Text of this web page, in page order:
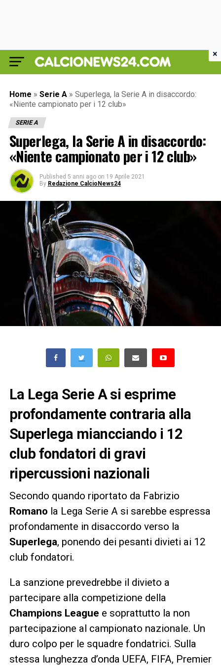
Home » Serie A » Superlega, la Serie A in disaccordo:
«Niente campionato per i 12 club»
SERIE A
Superlega, la Serie A in disaccordo:
«Niente campionato per i 12 club»
Published 5 anni ago on 19 Aprile 2021
By Redazione CalcioNews24
La Lega Serie A si esprime
profondamente contraria alla
Superlega miancciando i 12
club fondatori di gravi
ripercussioni nazionali
Secondo quando riportato da Fabrizio
Romano la Lega Serie A si sarebbe espressa
profondamente in disaccordo verso la
Superlega, ponendo dei pesanti divieti ai 12
club fondatori.
La sanzione prevedrebbe il divieto a
partecipare alla competizione della
Champions League e soprattutto la non
partecipazione al campionato nazionale. Un
duro colpo per le squadre fondatrici. Sulla
stessa lunghezza d’onda UEFA, FIFA, Premier
×